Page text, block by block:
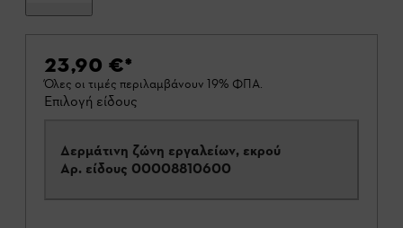
23,90 €*
Όλες οι τιμές περιλαμβάνουν 19% ΦΠΑ.
Επιλογή είδους
Δερμάτινη ζώνη εργαλείων, εκρού
Αρ. είδους 00008810600